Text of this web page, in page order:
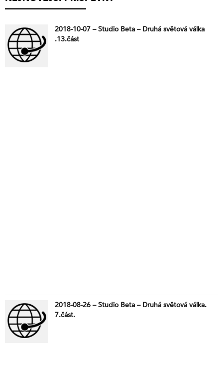
2018-10-07 – Studio Beta – Druhá světová válka
.13.část
2018-08-26 – Studio Beta – Druhá světová válka.
7.část.